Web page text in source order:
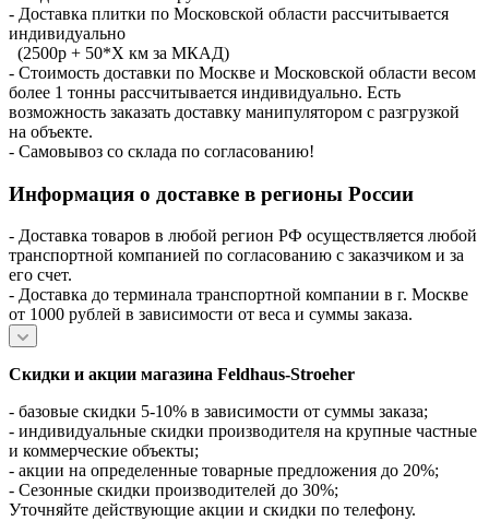
- Доставка плитки по Московской области рассчитывается
индивидуально
(2500р + 50*X км за МКАД)
- Стоимость доставки по Москве и Московской области весом
более 1 тонны рассчитывается индивидуально. Есть
возможность заказать доставку манипулятором с разгрузкой
на объекте.
- Самовывоз со склада по согласованию!
Информация о доставке в регионы России
- Доставка товаров в любой регион РФ осуществляется любой
транспортной компанией по согласованию с заказчиком и за
его счет.
- Доставка до терминала транспортной компании в г. Москве
от 1000 рублей в зависимости от веса и суммы заказа.
Скидки и акции магазина Feldhaus-Stroeher
- базовые скидки 5-10% в зависимости от суммы заказа;
- индивидуальные скидки производителя на крупные частные
и коммерческие объекты;
- акции на определенные товарные предложения до 20%;
- Сезонные скидки производителей до 30%;
Уточняйте действующие акции и скидки по телефону.